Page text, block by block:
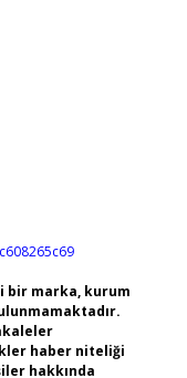
bir marka, kurum
haber niteliği
hakkında